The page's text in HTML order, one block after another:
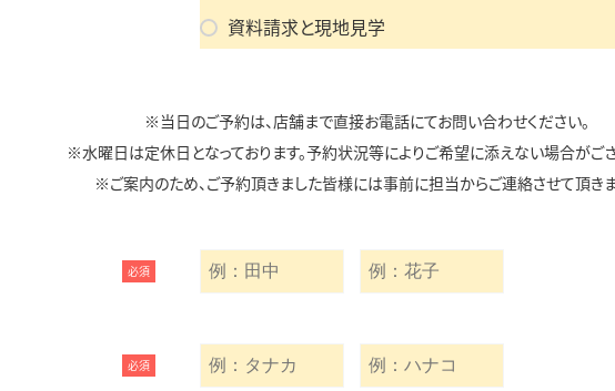
資料請求と現地見学
※当日のご予約は、店舗まで直接お電話にてお問い合わせください。
※水曜日は定休日となっております。予約状況等によりご希望に添えない場合がござ
※ご案内のため、ご予約頂きました皆様には事前に担当からご連絡させて頂きま
必須
必須